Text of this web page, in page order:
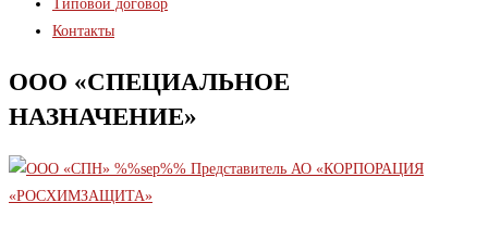
Типовой договор
Контакты
ООО «СПЕЦИАЛЬНОЕ
НАЗНАЧЕНИЕ»